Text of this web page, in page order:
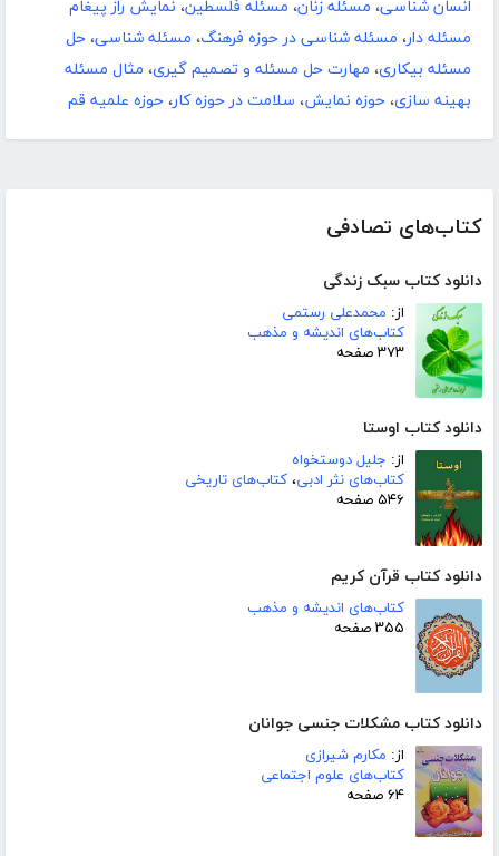
کتاب‌های تصادفی
دانلود کتاب سبک زندگی
از: محمدعلی رستمی
کتاب‌های اندیشه و مذهب
۳۷۳ صفحه
دانلود کتاب اوستا
از: جلیل دوستخواه
کتاب‌های نثر ادبی، کتاب‌های تاریخی
۵۴۶ صفحه
دانلود کتاب قرآن کریم
کتاب‌های اندیشه و مذهب
۳۵۵ صفحه
دانلود کتاب مشکلات جنسی جوانان
از: مکارم شیرازی
کتاب‌های علوم اجتماعی
۶۴ صفحه
انسان شناسی، مسئله زنان، مسئله فلسطین، نمایش راز پیغام
مسئله دار، مسئله شناسی در حوزه فرهنگ، مسئله شناسی، حل
مسئله بیکاری، مهارت حل مسئله و تصمیم گیری، مثال مسئله
بهینه سازی، حوزه نمایش، سلامت در حوزه کار، حوزه علمیه قم